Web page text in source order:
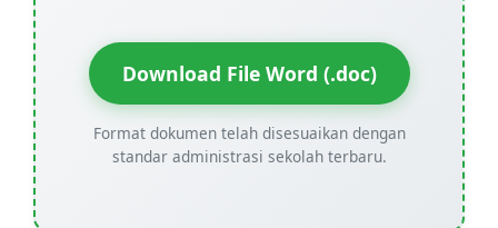
Download File Word (.doc)
Format dokumen telah disesuaikan dengan
standar administrasi sekolah terbaru.